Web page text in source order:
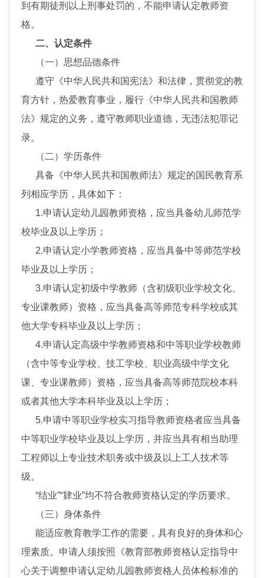
到有期徒刑以上刑事处罚的，不能申请认定教师资
格。
二、认定条件
（一）思想品德条件
遵守《中华人民共和国宪法》和法律，贯彻党的教
育方针，热爱教育事业，履行《中华人民共和国教师
法》规定的义务，遵守教师职业道德，无违法犯罪记
录。
（二）学历条件
具备《中华人民共和国教师法》规定的国民教育系
列相应学历，具体如下：
1.申请认定幼儿园教师资格，应当具备幼儿师范学
校毕业及以上学历；
2.申请认定小学教师资格，应当具备中等师范学校
毕业及以上学历；
3.申请认定初级中学教师（含初级职业学校文化、
专业课教师）资格，应当具备高等师范专科学校或其
他大学专科毕业及以上学历；
4.申请认定高级中学教师资格和中等职业学校教师
（含中等专业学校、技工学校、职业高级中学文化
课、专业课教师）资格，应当具备高等师范院校本科
或者其他大学本科毕业及以上学历；
5.申请中等职业学校实习指导教师资格者应当具备
中等职业学校毕业及以上学历，并应当具有相当助理
工程师以上专业技术职务或中级及以上工人技术等
级。
“结业”“肄业”均不符合教师资格认定的学历要求。
（三）身体条件
能适应教育教学工作的需要，具有良好的身体和心
理素质。申请人须按照《教育部教师资格认定指导中
心关于调整申请认定幼儿园教师资格人员体检标准的